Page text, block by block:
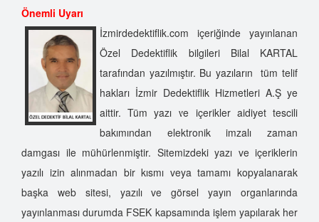
Önemli Uyarı
İzmirdedektiflik.com içeriğinde yayınlanan
Özel Dedektiflik bilgileri Bilal KARTAL
tarafından yazılmıştır. Bu yazıların tüm telif
hakları İzmir Dedektiflik Hizmetleri A.Ş ye
aittir. Tüm yazı ve içerikler aidiyet tescili
bakımından elektronik imzalı zaman
damgası ile mühürlenmiştir. Sitemizdeki yazı ve içeriklerin
yazılı izin alınmadan bir kısmı veya tamamı kopyalanarak
başka web sitesi, yazılı ve görsel yayın organlarında
yayınlanması durumda FSEK kapsamında işlem yapılarak her